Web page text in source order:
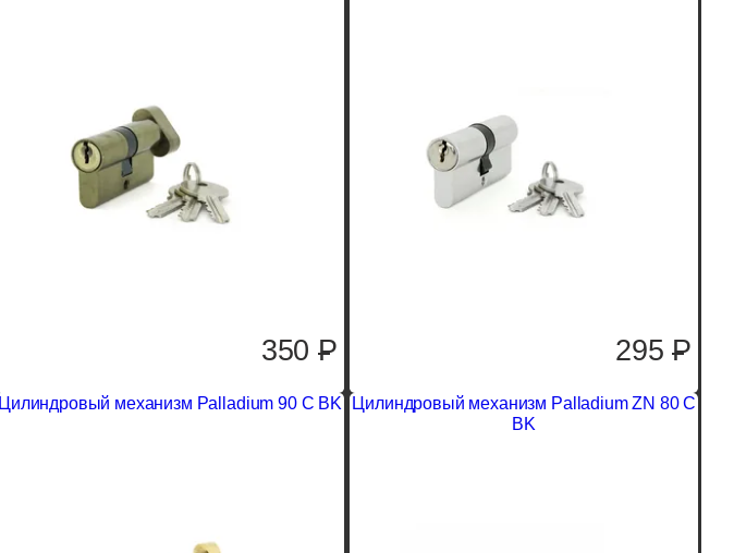
350P 295P
Цилиндровый механизм Palladium 90 C BK
Цилиндровый механизм Palladium ZN 80 C
BK